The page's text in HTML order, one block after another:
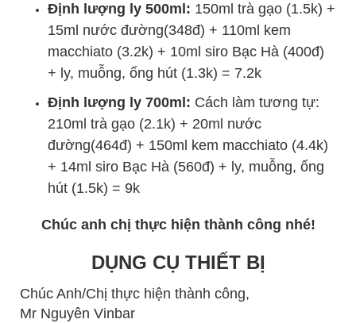
Định lượng ly 500ml: 150ml trà gạo (1.5k) +
15ml nước đường(348đ) + 110ml kem
macchiato (3.2k) + 10ml siro Bạc Hà (400đ)
+ ly, muỗng, ống hút (1.3k) = 7.2k
Định lượng ly 700ml: Cách làm tương tự:
210ml trà gạo (2.1k) + 20ml nước
đường(464đ) + 150ml kem macchiato (4.4k)
+ 14ml siro Bạc Hà (560đ) + ly, muỗng, ống
hút (1.5k) = 9k
Chúc anh chị thực hiện thành công nhé!
DỤNG CỤ THIẾT BỊ
Chúc Anh/Chị thực hiện thành công,
Mr Nguyên Vinbar